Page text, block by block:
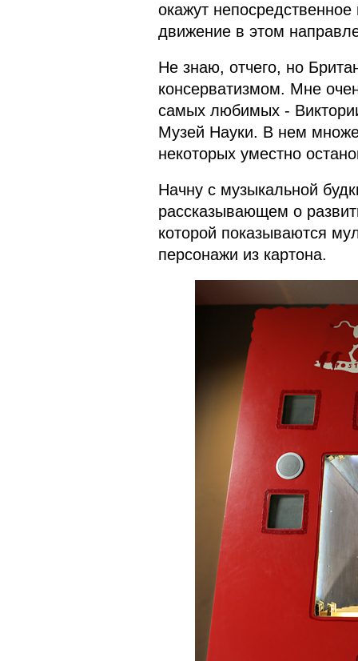
окажут
движение в этом
Не знаю, отчего, но
консерватизмом. Мне
самых любимых -
Музей Науки. В нем
некоторых уместно
Начну с музыкальной
рассказывающем о
которой показываются
персонажи из картона.